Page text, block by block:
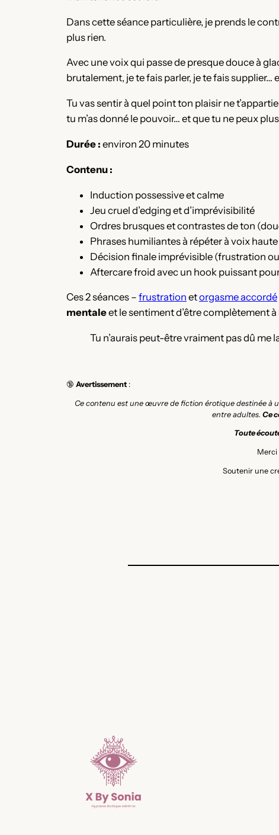
Dans cette séance particulière, je prends le
plus rien.
Avec une voix qui passe de presque douce à
brutalement, je te fais parler, je te fais supplier…
Tu vas sentir à quel point ton plaisir ne
tu m’as donné le pouvoir… et que tu ne peux
Durée : environ 20 minutes
Contenu :
Induction possessive et calme
Jeu cruel d’edging et d’imprévisibilité
Ordres brusques et contrastes de ton
Phrases humiliantes à répéter à voix haute
Décision finale imprévisible (frustration
Aftercare froid avec un hook puissant
Ces 2 séances – frustration etorgasme accordé
mentaleet le sentiment d’être complètement à
Tu n’aurais peut-être vraiment pas dû me
🔞 Avertissement :
Ce contenu est une œuvre de fiction érotique destinée à
entre adultes. Ce
Toute
Merci
Soutenir une